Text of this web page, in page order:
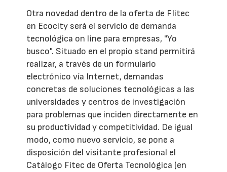
Otra novedad dentro de la oferta de FIitec
en Ecocity será el servicio de demanda
tecnológica on line para empresas, "Yo
busco". Situado en el propio stand permitirá
realizar, a través de un formulario
electrónico vía Internet, demandas
concretas de soluciones tecnológicas a las
universidades y centros de investigación
para problemas que inciden directamente en
su productividad y competitividad. De igual
modo, como nuevo servicio, se pone a
disposición del visitante profesional el
Catálogo Fitec de Oferta Tecnológica (en